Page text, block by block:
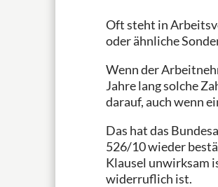
Oft steht in
oder ähnliche
Wenn der
Jahre lang solche
darauf, auch wenn
Das hat das
526/10 wieder
Klausel unwirksam
widerruflich ist.